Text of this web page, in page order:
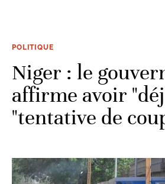
POLITIQUE
Niger : le
affirme avoir
"tentative de